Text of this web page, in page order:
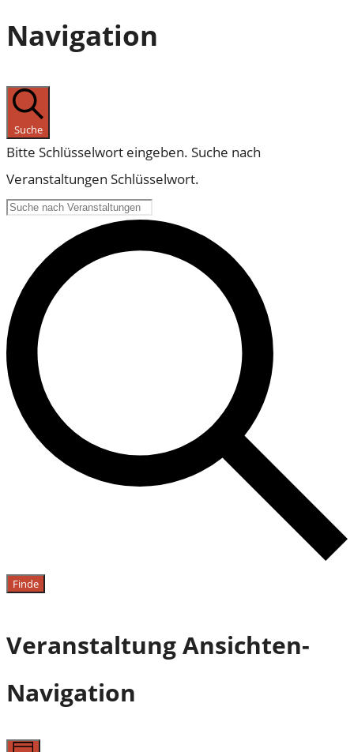
Navigation
Suche
Bitte Schlüsselwort eingeben. Suche nach
Veranstaltungen Schlüsselwort.
Finde
Veranstaltung Ansichten-
Navigation